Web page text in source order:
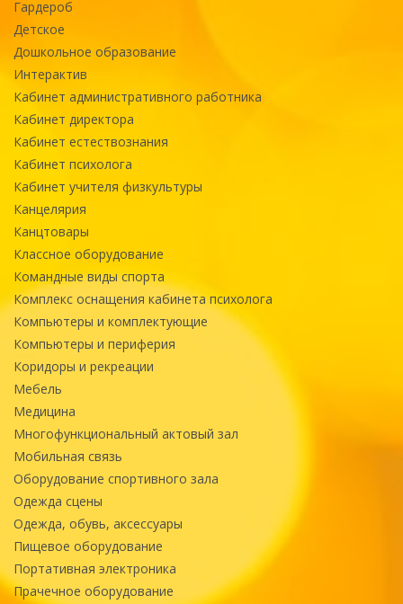
Гардероб
Детское
Дошкольное образование
Интерактив
Кабинет административного работника
Кабинет директора
Кабинет естествознания
Кабинет психолога
Кабинет учителя физкультуры
Канцелярия
Канцтовары
Классное оборудование
Командные виды спорта
Комплекс оснащения кабинета психолога
Компьютеры и комплектующие
Компьютеры и периферия
Коридоры и рекреации
Мебель
Медицина
Многофункциональный актовый зал
Мобильная связь
Оборудование спортивного зала
Одежда сцены
Одежда, обувь, аксессуары
Пищевое оборудование
Портативная электроника
Прачечное оборудование